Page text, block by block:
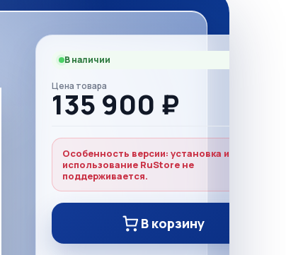
В наличии
Цена товара
135 900 ₽
Особенность версии: установка и
использование RuStore не
поддерживается.
В корзину